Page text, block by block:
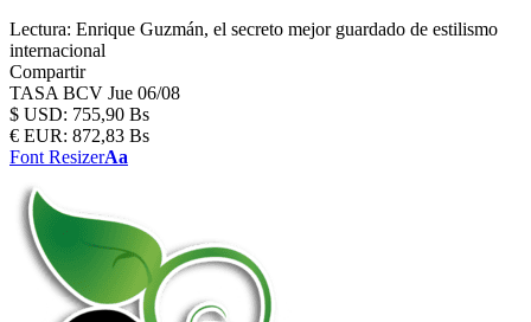
Lectura: Enrique Guzmán, el secreto mejor guardado de estilismo
internacional
Compartir
TASA BCV Jue 06/08
$ USD: 755,90 Bs
€ EUR: 872,83 Bs
Font ResizerAa